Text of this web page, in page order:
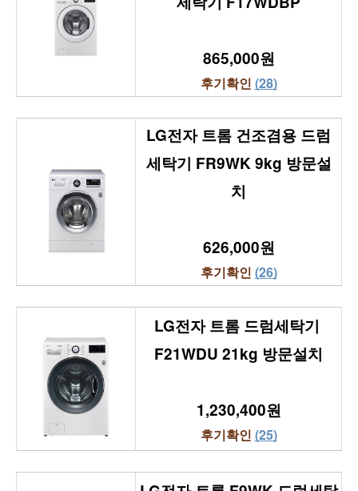
865,000원
후기확인 (28)
LG전자 트롬 건조겸용 드럼
세탁기 FR9WK 9kg 방문설
치
626,000원
후기확인 (26)
LG전자 트롬 드럼세탁기
F21WDU 21kg 방문설치
1,230,400원
후기확인 (25)